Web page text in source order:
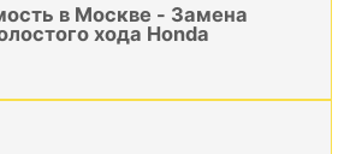
в Москве - Замена
хода Honda